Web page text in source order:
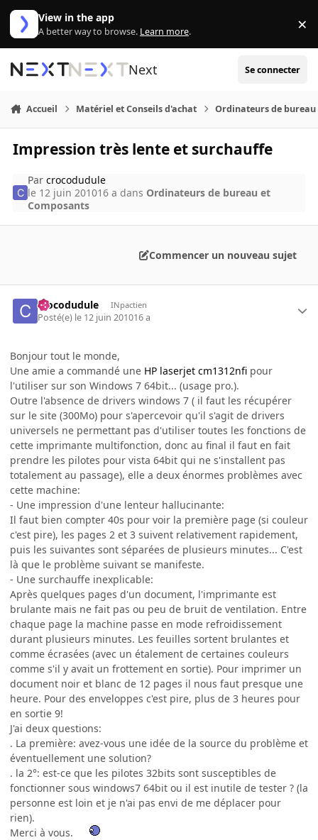
Aller au contenu
View in the app
A better way to browse. Learn more. ×
Next Se connecter
Accueil Matériel et Conseils d'achat Ordinateurs de bureau
Impression très lente et surchauffe
Parcrocodudule
le 12 juin 201016 a dans Ordinateurs de bureau et
Composants
Commencer un nouveau sujet
crocodudule INpactien
Posté(e) le 12 juin 201016 a
Bonjour tout le monde,
Une amie a commandé une HP laserjet cm1312nfi pour
l'utiliser sur son Windows 7 64bit... (usage pro.).
Outre l'absence de drivers windows 7 ( il faut les récupérer
sur le site (300Mo) pour s'apercevoir qu'il s'agit de drivers
universels ne permettant pas d'utiliser toutes les fonctions de
cette imprimante multifonction, donc au final il faut en fait
prendre les pilotes pour vista 64bit qui ne s'installent pas
totalement au passage), elle a deux énormes problèmes avec
cette machine:
- Une impression d'une lenteur hallucinante:
Il faut bien compter 40s pour voir la première page (si couleur
c'est pire), les pages 2 et 3 suivent relativement rapidement,
puis les suivantes sont séparées de plusieurs minutes... C'est
là que le problème suivant se manifeste.
- Une surchauffe inexplicable:
Après quelques pages d'un document, l'imprimante est
brulante mais ne fait pas ou peu de bruit de ventilation. Entre
chaque page la machine passe en mode refroidissement
durant plusieurs minutes. Les feuilles sortent brulantes et
comme écrasées (avec un étalement de certaines couleurs
comme s'il y avait un frottement en sortie). Pour imprimer un
document noir et blanc de 12 pages il nous faut presque une
heure. Pour des enveloppes c'est pire, plus de 3 heures pour
en sortie 9!
J'ai deux questions:
. La première: avez-vous une idée de la source du problème et
éventuellement une solution?
. la 2°: est-ce que les pilotes 32bits sont susceptibles de
fonctionner sous windows7 64bit ou il est inutile de tester ? (la
personne est loin et je n'ai pas envi de me déplacer pour
rien).
Merci à vous.